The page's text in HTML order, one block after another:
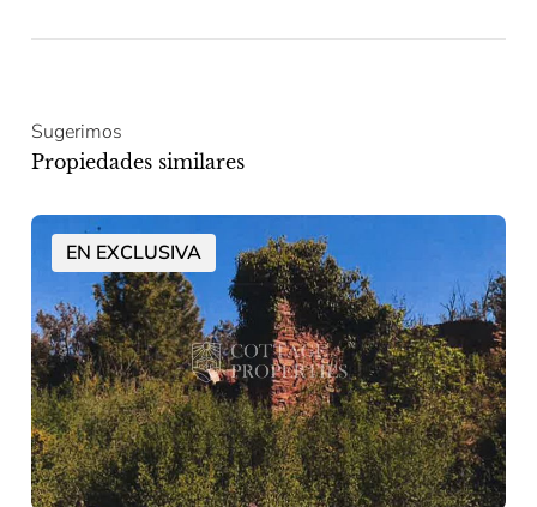
Sugerimos
Propiedades similares
EN EXCLUSIVA